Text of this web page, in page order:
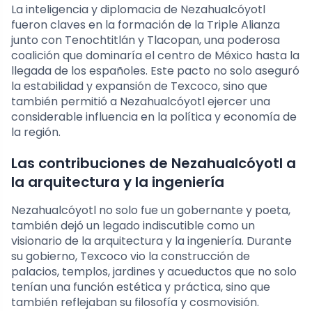
La inteligencia y diplomacia de Nezahualcóyotl
fueron claves en la formación de la Triple Alianza
junto con Tenochtitlán y Tlacopan, una poderosa
coalición que dominaría el centro de México hasta la
llegada de los españoles. Este pacto no solo aseguró
la estabilidad y expansión de Texcoco, sino que
también permitió a Nezahualcóyotl ejercer una
considerable influencia en la política y economía de
la región.
Las contribuciones de Nezahualcóyotl a
la arquitectura y la ingeniería
Nezahualcóyotl no solo fue un gobernante y poeta,
también dejó un legado indiscutible como un
visionario de la arquitectura y la ingeniería. Durante
su gobierno, Texcoco vio la construcción de
palacios, templos, jardines y acueductos que no solo
tenían una función estética y práctica, sino que
también reflejaban su filosofía y cosmovisión.